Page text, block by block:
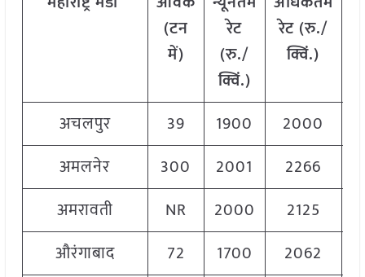
(टन
में)
रेट
(रु./
क्विं.)
रेट (रु./
क्विं.)
अचलपुर
39 1900 2000
अमलनेर
300 2001 2266
अमरावती
NR 2000 2125
औरंगाबाद
72 1700 2062